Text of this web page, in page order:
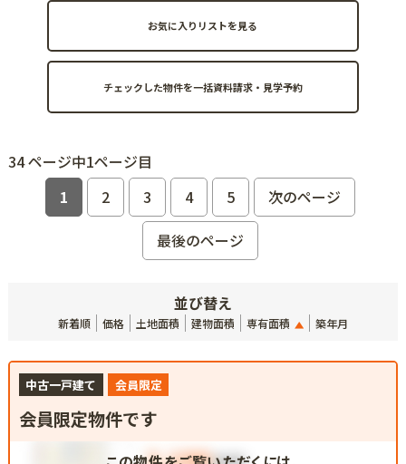
お気に入りリストを見る
34 ページ中1ページ目
1
2 3 4 5
次のページ
最後のページ
並び替え
新着順 価格 土地面積 建物面積 専有面積 築年月
中古一戸建て 会員限定
会員限定物件です